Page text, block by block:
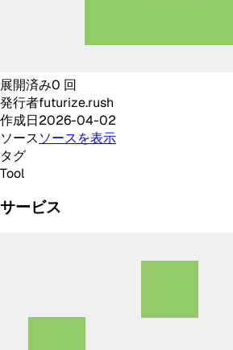
展開済み0 回
発行者futurize.rush
作成日2026-04-02
ソースソースを表示
タグ
Tool
サービス